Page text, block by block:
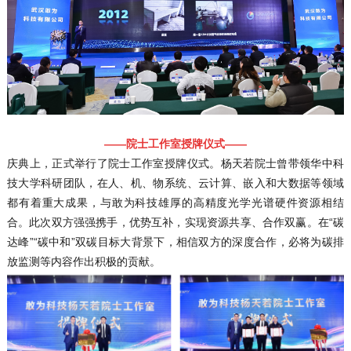
——院士工作室授牌仪式——
庆典上，正式举行了院士工作室授牌仪式。杨天若院士曾带领华中科
技大学科研团队，在人、机、物系统、云计算、嵌入和大数据等领域
都有着重大成果，与敢为科技雄厚的高精度光学光谱硬件资源相结
合。此次双方强强携手，优势互补，实现资源共享、合作双赢。在“碳
达峰”“碳中和”双碳目标大背景下，相信双方的深度合作，必将为碳排
放监测等内容作出积极的贡献。